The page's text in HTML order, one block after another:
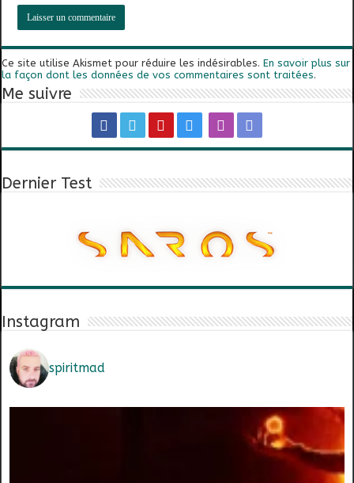
Ce site utilise Akismet pour réduire les indésirables.En savoir plus sur
la façon dont les données de vos commentaires sont traitées.
Me suivre
Dernier Test
Instagram
spiritmad